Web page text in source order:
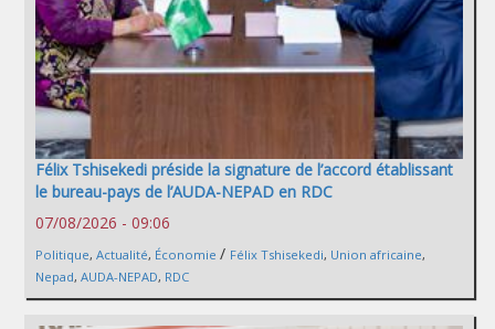
Félix Tshisekedi préside la signature de l’accord établissant
le bureau-pays de l’AUDA-NEPAD en RDC
07/08/2026 - 09:06
Politique, Actualité, Économie / Félix Tshisekedi, Union africaine,
Nepad, AUDA-NEPAD, RDC